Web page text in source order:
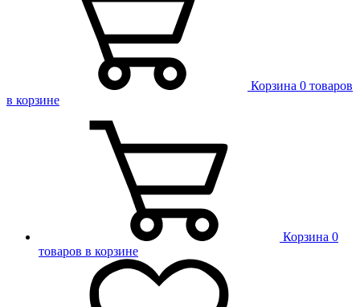
Корзина 0 товаров
в корзине
Корзина 0
товаров в корзине